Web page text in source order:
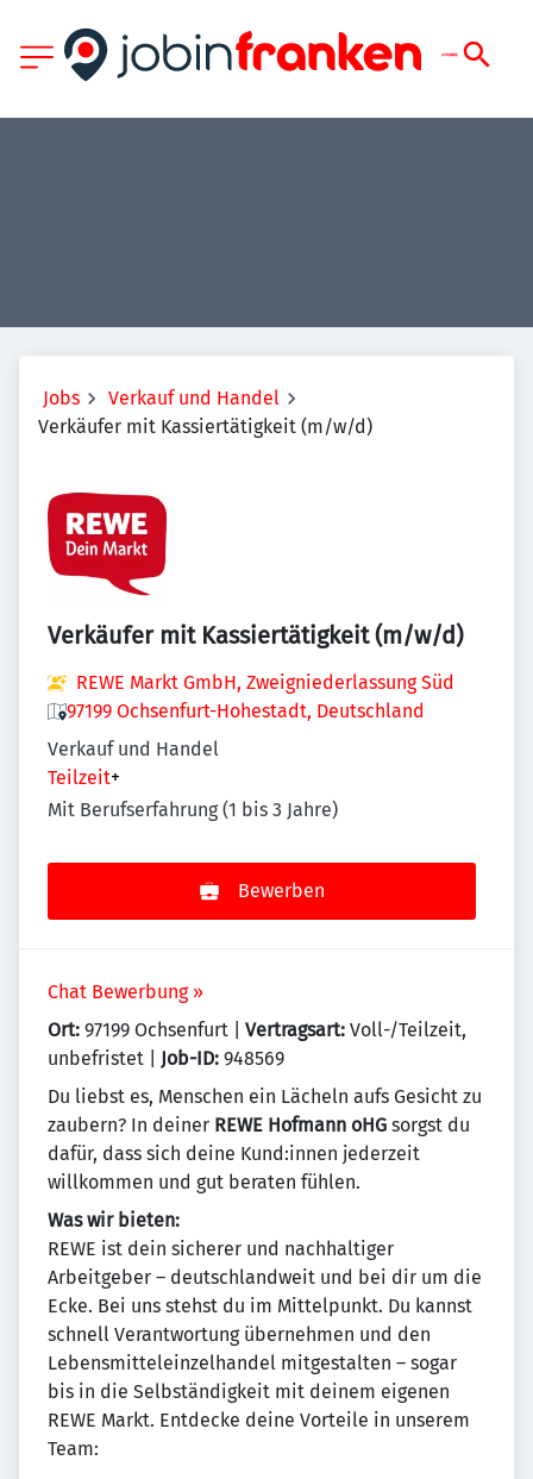
Jobs
Verkauf und Handel
Verkäufer mit Kassiertätigkeit (m/w/d)
Verkäufer mit Kassiertätigkeit (m/w/d)
REWE Markt GmbH, Zweigniederlassung Süd
97199 Ochsenfurt-Hohestadt, Deutschland
Verkauf und Handel
Teilzeit+
Mit Berufserfahrung (1 bis 3 Jahre)
Bewerben
Chat Bewerbung »
Ort: 97199 Ochsenfurt | Vertragsart: Voll-/Teilzeit,
unbefristet | Job-ID: 948569
Du liebst es, Menschen ein Lächeln aufs Gesicht zu
zaubern? In deiner REWE Hofmann oHG sorgst du
dafür, dass sich deine Kund:innen jederzeit
willkommen und gut beraten fühlen.
Was wir bieten:
REWE ist dein sicherer und nachhaltiger
Arbeitgeber – deutschlandweit und bei dir um die
Ecke. Bei uns stehst du im Mittelpunkt. Du kannst
schnell Verantwortung übernehmen und den
Lebensmitteleinzelhandel mitgestalten – sogar
bis in die Selbständigkeit mit deinem eigenen
REWE Markt. Entdecke deine Vorteile in unserem
Team: